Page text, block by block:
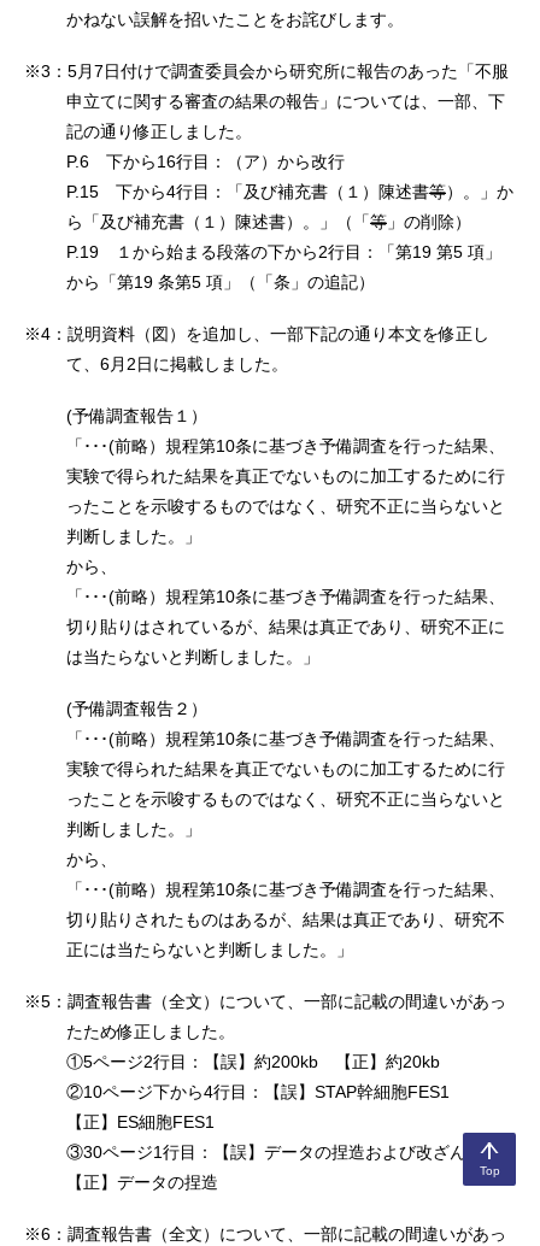
かねない誤解を招いたことをお詫びします。
※3：5月7日付けで調査委員会から研究所に報告のあった「不服
申立てに関する審査の結果の報告」については、一部、下
記の通り修正しました。
P.6 下から16行目：（ア）から改行
P.15 下から4行目：「及び補充書（１）陳述書等）。」か
ら「及び補充書（１）陳述書）。」（「等 」の削除）
P.19 １から始まる段落の下から2行目：「第19 第5 項」
から「第19 条第5 項」（「条」の追記）
※4：説明資料（図）を追加し、一部下記の通り本文を修正し
て、6月2日に掲載しました。
(予備調査報告１）
「･･･(前略）規程第10条に基づき予備調査を行った結果、
実験で得られた結果を真正でないものに加工するために行
ったことを示唆するものではなく、研究不正に当らないと
判断しました。」
から、
「･･･(前略）規程第10条に基づき予備調査を行った結果、
切り貼りはされているが、結果は真正であり、研究不正に
は当たらないと判断しました。」
(予備調査報告２）
「･･･(前略）規程第10条に基づき予備調査を行った結果、
実験で得られた結果を真正でないものに加工するために行
ったことを示唆するものではなく、研究不正に当らないと
判断しました。」
から、
「･･･(前略）規程第10条に基づき予備調査を行った結果、
切り貼りされたものはあるが、結果は真正であり、研究不
正には当たらないと判断しました。」
※5：調査報告書（全文）について、一部に記載の間違いがあっ
たため修正しました。
①5ページ2行目：【誤】約200kb 【正】約20kb
②10ページ下から4行目：【誤】STAP幹細胞FES1
【正】ES細胞FES1
③30ページ1行目：【誤】データの捏造および改ざん
【正】データの捏造
※6：調査報告書（全文）について、一部に記載の間違いがあっ
Top